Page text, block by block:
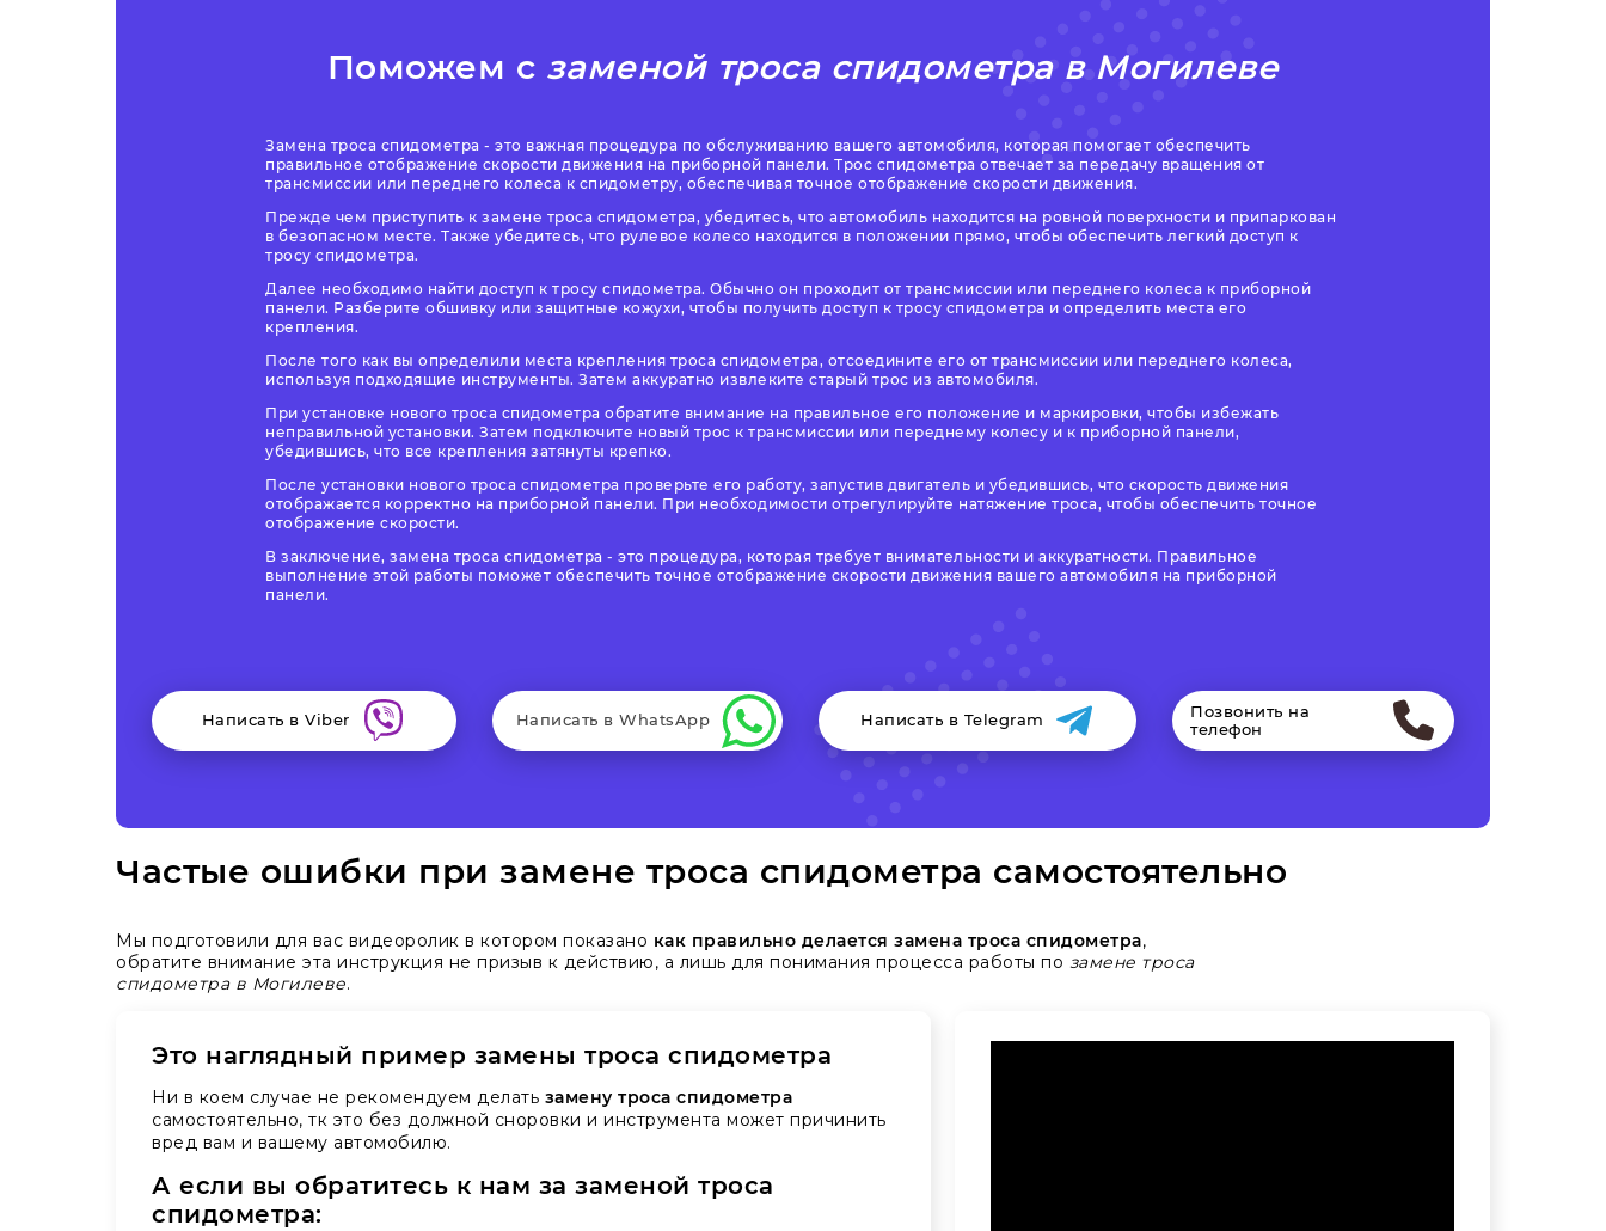
Поможем с заменой троса спидометра в Могилеве
Замена троса спидометра - это важная процедура по обслуживанию вашего автомобиля, которая помогает обеспечить
правильное отображение скорости движения на приборной панели. Трос спидометра отвечает за передачу вращения от
трансмиссии или переднего колеса к спидометру, обеспечивая точное отображение скорости движения.
Прежде чем приступить к замене троса спидометра, убедитесь, что автомобиль находится на ровной поверхности и припаркован
в безопасном месте. Также убедитесь, что рулевое колесо находится в положении прямо, чтобы обеспечить легкий доступ к
тросу спидометра.
Далее необходимо найти доступ к тросу спидометра. Обычно он проходит от трансмиссии или переднего колеса к приборной
панели. Разберите обшивку или защитные кожухи, чтобы получить доступ к тросу спидометра и определить места его
крепления.
После того как вы определили места крепления троса спидометра, отсоедините его от трансмиссии или переднего колеса,
используя подходящие инструменты. Затем аккуратно извлеките старый трос из автомобиля.
При установке нового троса спидометра обратите внимание на правильное его положение и маркировки, чтобы избежать
неправильной установки. Затем подключите новый трос к трансмиссии или переднему колесу и к приборной панели,
убедившись, что все крепления затянуты крепко.
После установки нового троса спидометра проверьте его работу, запустив двигатель и убедившись, что скорость движения
отображается корректно на приборной панели. При необходимости отрегулируйте натяжение троса, чтобы обеспечить точное
отображение скорости.
В заключение, замена троса спидометра - это процедура, которая требует внимательности и аккуратности. Правильное
выполнение этой работы поможет обеспечить точное отображение скорости движения вашего автомобиля на приборной
панели.
Написать в Viber Написать в WhatsApp Написать в Telegram
Позвонить на
телефон
Частые ошибки при замене троса спидометра самостоятельно
Мы подготовили для вас видеоролик в котором показано как правильно делается замена троса спидометра,
обратите внимание эта инструкция не призыв к действию, а лишь для понимания процесса работы по замене троса
спидометра в Могилеве.
Это наглядный пример замены троса спидометра
Ни в коем случае не рекомендуем делать замену троса спидометра
самостоятельно, тк это без должной сноровки и инструмента может причинить
вред вам и вашему автомобилю.
А если вы обратитесь к нам за заменой троса
спидометра: